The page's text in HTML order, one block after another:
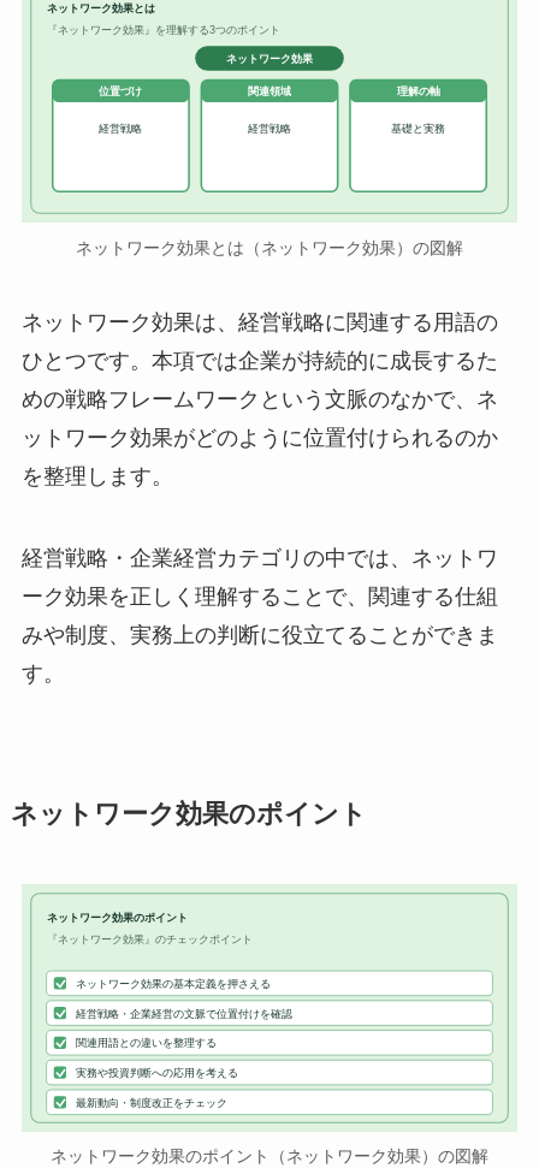
ネットワーク効果とは
『ネットワーク効果』を理解する3つのポイント
ネットワーク効果
位置づけ
経営戦略
関連領域
経営戦略
理解の軸
基礎と実務
ネットワーク効果とは（ネットワーク効果）の図解
ネットワーク効果は、経営戦略に関連する用語の
ひとつです。本項では企業が持続的に成長するた
めの戦略フレームワークという文脈のなかで、ネ
ットワーク効果がどのように位置付けられるのか
を整理します。
経営戦略・企業経営カテゴリの中では、ネットワ
ーク効果を正しく理解することで、関連する仕組
みや制度、実務上の判断に役立てることができま
す。
ネットワーク効果のポイント
ネットワーク効果のポイント
『ネットワーク効果』のチェックポイント
ネットワーク効果の基本定義を押さえる
経営戦略・企業経営の文脈で位置付けを確認
関連用語との違いを整理する
実務や投資判断への応用を考える
最新動向・制度改正をチェック
ネットワーク効果のポイント（ネットワーク効果）の図解